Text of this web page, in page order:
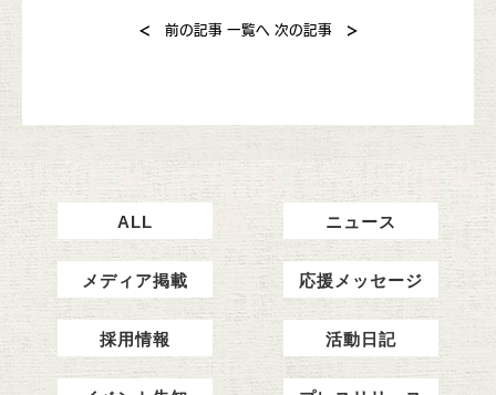
< 前の記事 一覧へ 次の記事 >
ALL ニュース
メディア掲載 応援メッセージ
採用情報 活動日記